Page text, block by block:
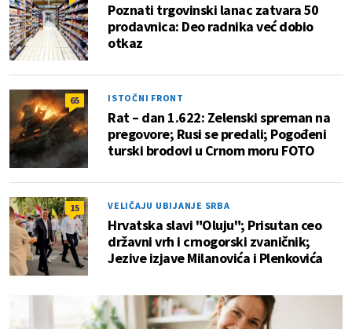
Poznati trgovinski lanac zatvara 50
prodavnica: Deo radnika već dobio
otkaz
65 ISTOČNI FRONT
Rat – dan 1.622: Zelenski spreman na
pregovore; Rusi se predali; Pogođeni
turski brodovi u Crnom moru FOTO
15 VELIČAJU UBIJANJE SRBA
Hrvatska slavi "Oluju"; Prisutan ceo
državni vrh i crnogorski zvaničnik;
Jezive izjave Milanovića i Plenkovića